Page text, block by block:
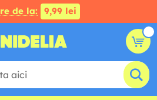
de la: 9,99 lei